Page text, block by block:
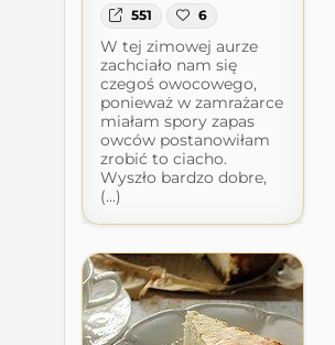
551 6
W tej zimowej aurze
zachciało nam się
czegoś owocowego,
ponieważ w zamrażarce
miałam spory zapas
owców postanowiłam
zrobić to ciacho.
Wyszło bardzo dobre,
(...)